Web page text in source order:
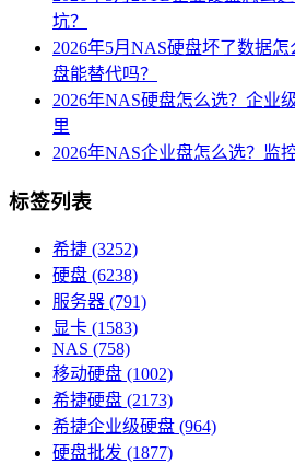
坑？
2026年5月NAS硬盘坏了数据
盘能替代吗？
2026年NAS硬盘怎么选？企业
里
2026年NAS企业盘怎么选？监
标签列表
希捷 (3252)
硬盘 (6238)
服务器 (791)
显卡 (1583)
NAS (758)
移动硬盘 (1002)
希捷硬盘 (2173)
希捷企业级硬盘 (964)
硬盘批发 (1877)